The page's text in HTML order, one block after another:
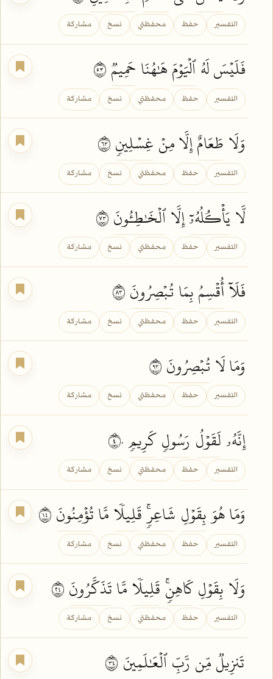
التفسير حفظ محفظتي نسخ مشاركة
فَلَيۡسَ لَهُٱلۡيَوۡمَهَٰهُنَا حَمِيمٞ
التفسير حفظ محفظتي نسخ مشاركة
وَلَا طَعَامٌإِلَّا مِنۡغِسۡلِينٖ
التفسير حفظ محفظتي نسخ مشاركة
لَّا يَأۡكُلُهُۥٓإِلَّاٱلۡخَٰطِـُٔونَ
التفسير حفظ محفظتي نسخ مشاركة
فَلَآأُقۡسِمُبِمَا تُبۡصِرُونَ
التفسير حفظ محفظتي نسخ مشاركة
وَمَا لَا تُبۡصِرُونَ
التفسير حفظ محفظتي نسخ مشاركة
إِنَّهُۥلَقَوۡلُ رَسُولٖكَرِيمٖ
التفسير حفظ محفظتي نسخ مشاركة
وَمَا هُوَبِقَوۡلِ شَاعِرٖۚقَلِيلٗا مَّاتُؤۡمِنُونَ
التفسير حفظ محفظتي نسخ مشاركة
وَلَا بِقَوۡلِكَاهِنٖۚ قَلِيلٗا مَّاتَذَكَّرُونَ
التفسير حفظ محفظتي نسخ مشاركة
تَنزِيلٞمِّن رَّبِّٱلۡعَٰلَمِينَ